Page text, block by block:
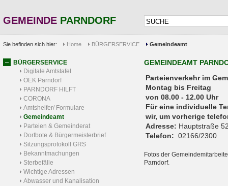
GEMEINDE PARNDORF
Sie befinden sich hier: Home BÜRGERSERVICE Gemeindeamt
BÜRGERSERVICE
Digitale Amtstafel
ÖEK Parndorf
PARNDORF HILFT
CORONA
Amtshelfer/ Formulare
Gemeindeamt
Parteien & Gemeinderat
Dorfbote & Bürgermeisterbrief
Sitzungsprotokoll GRS
Bekanntmachungen
Sterbefälle
Wichtige Adressen
Abwasser und Kanalisation
GEMEINDEAMT
Parteienverkehr
Montag bis Freitag
von 08.00 - 12.00 Uhr
Für eine individuelle
wir, um vorherige
Adresse: Hauptstraße
Telefon: 02166/2300
Fotos der
Parndorf.